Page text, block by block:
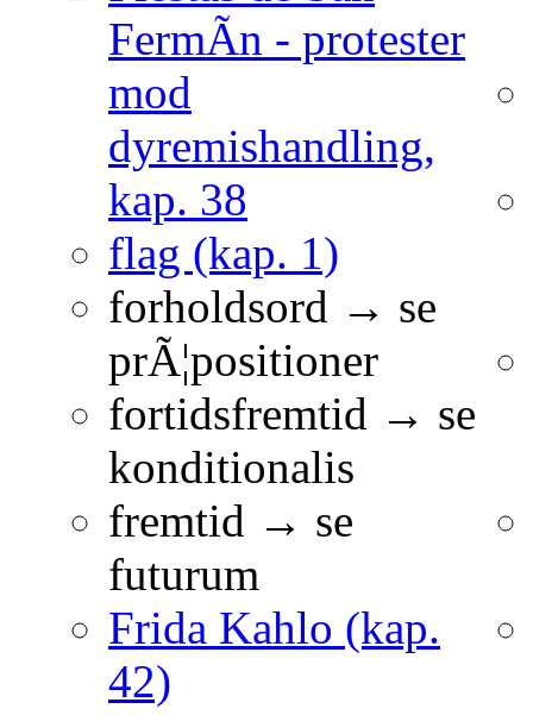
FermÃ­n - protester
mod
dyremishandling,
kap. 38
flag (kap. 1)
forholdsord → se
prÃ¦positioner
fortidsfremtid → se
konditionalis
fremtid → se
futurum
Frida Kahlo (kap.
42)